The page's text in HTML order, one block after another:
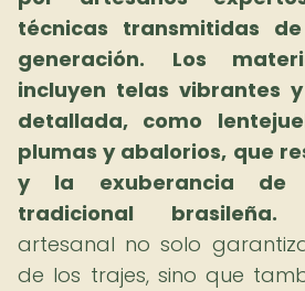
técnicas transmitidas
generación.
Los
incluyen telas vibrantes
detallada, como
plumas y abalorios, que
y la exuberancia de
tradicional brasileña.
artesanal no solo
de los trajes, sino que